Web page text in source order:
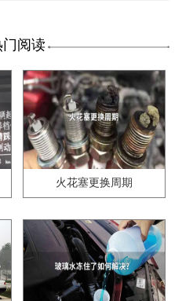
门阅读
火花塞更换周期